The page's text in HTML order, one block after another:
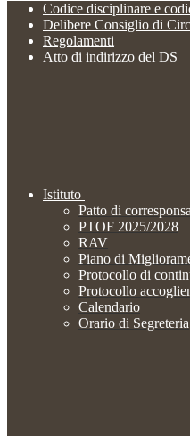
Codice disciplinare e
Delibere Consiglio di
Regolamenti
Atto di indirizzo del DS
Istituto
Patto di
PTOF 2025/2028
RAV
Piano di
Protocollo di
Protocollo
Calendario
Orario di Segreteria